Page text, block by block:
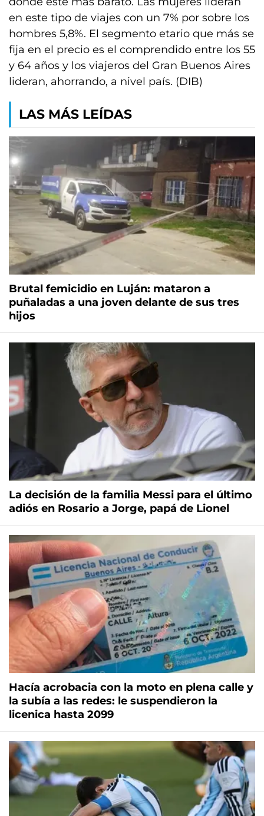
en este tipo de viajes con un 7% por sobre los
hombres 5,8%. El segmento etario que más se
fija en el precio es el comprendido entre los 55
y 64 años y los viajeros del Gran Buenos Aires
lideran, ahorrando, a nivel país. (DIB)
LAS MÁS LEÍDAS
Brutal femicidio en Luján: mataron a
puñaladas a una joven delante de sus tres
hijos
La decisión de la familia Messi para el último
adiós en Rosario a Jorge, papá de Lionel
Hacía acrobacia con la moto en plena calle y
la subía a las redes: le suspendieron la
licenica hasta 2099